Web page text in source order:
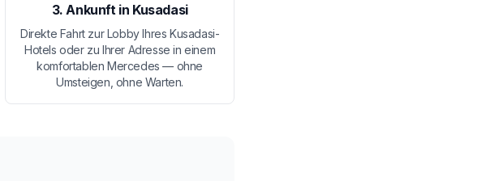
3. Ankunft in Kusadasi
Direkte Fahrt zur Lobby Ihres Kusadasi-
Hotels oder zu Ihrer Adresse in einem
komfortablen Mercedes — ohne
Umsteigen, ohne Warten.